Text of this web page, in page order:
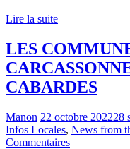
Lire la suite
LES
CABARDES
Manon 22 octobre 202228
Infos Locales, News from
Commentaires